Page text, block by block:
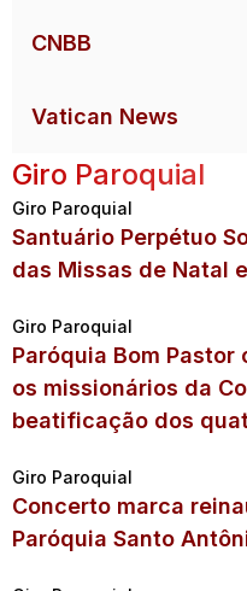
CNBB
Vatican News
Giro Paroquial
Giro Paroquial
Santuário Perpétuo
das Missas de Natal
Giro Paroquial
Paróquia Bom
os missionários da
beatificação dos
Giro Paroquial
Concerto marca
Paróquia Santo